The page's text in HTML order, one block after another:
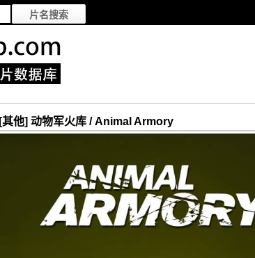
[其他] 动物军火库 / Animal Armory